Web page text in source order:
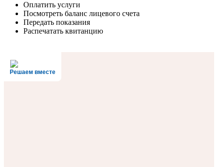
Оплатить услуги
Посмотреть баланс лицевого счета
Передать показания
Распечатать квитанцию
Решаем вместе